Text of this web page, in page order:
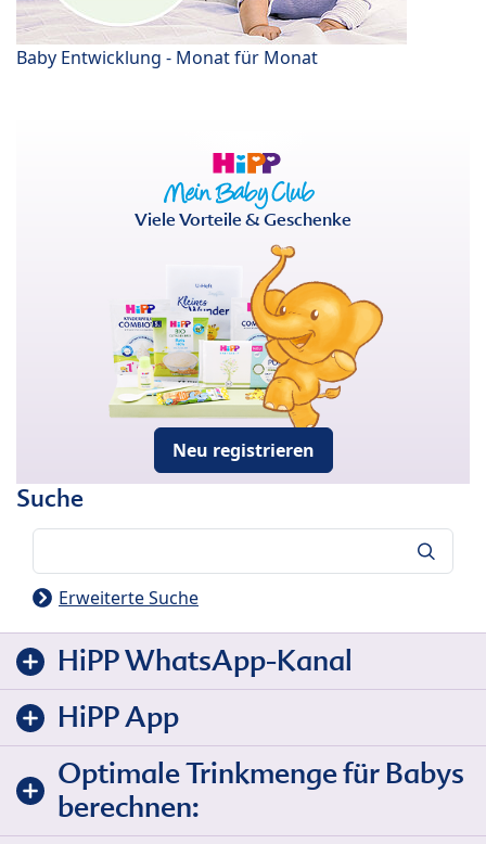
Baby Entwicklung - Monat für Monat
Viele Vorteile & Geschenke
Neu registrieren
Suche
Erweiterte Suche
HiPP WhatsApp-Kanal
HiPP App
Optimale Trinkmenge für Babys
berechnen: